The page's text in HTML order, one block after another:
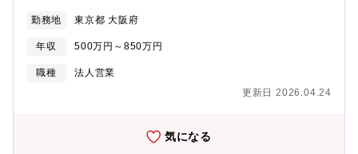
にとって適切な保険プログラムを提案いたします。■担当企業数に
ついて:担当企業数は規模にもよりますが、30～70社前後となりま
す。■担当企業について：三菱UFJ銀行の取引先である企業様を紹
介して頂きます。そのため、大手～中堅企業を中心に担当してい
成】現在、法人営業部門（東京・名古屋・大阪）は約250名で構成
【競合優位性】：三菱UFJ銀行との密な連携により、業界におい
てもトップクラスの実績とノウハウを誇ります。
勤務地 東京都 大阪府
年収 500万円～850万円
職種
法人営業
更新日 2026.04.24
気になる